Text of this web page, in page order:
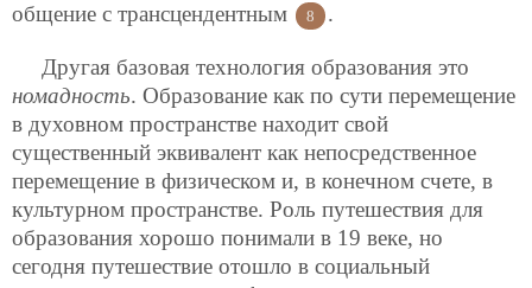
общение с трансцендентным
8 .
Другая базовая технология образования это
номадность. Образование как по сути перемещение
в духовном пространстве находит свой
существенный эквивалент как непосредственное
перемещение в физическом и, в конечном счете, в
культурном пространстве. Роль путешествия для
образования хорошо понимали в 19 веке, но
сегодня путешествие отошло в социальный